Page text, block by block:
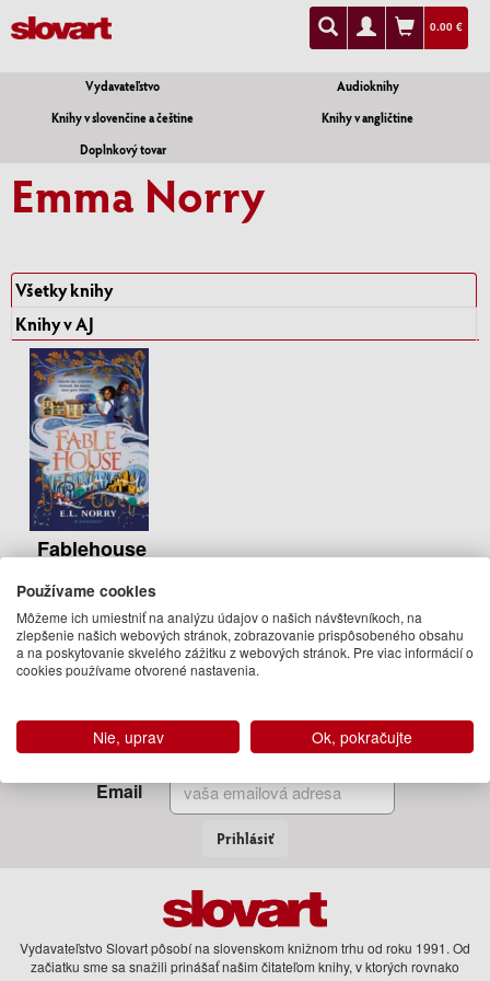
0.00 €
Vydavateľstvo
Audioknihy
Knihy v slovenčine a češtine
Knihy v angličtine
Doplnkový tovar
Emma Norry
Všetky knihy
Knihy v AJ
Fablehouse
11.50 €
Na sklade
Zadajte Váš email
a my Vám budeme zasielať informácie o novinkách a akciách
Email
Prihlásiť
Vydavateľstvo Slovart pôsobí na slovenskom knižnom trhu od roku 1991. Od
začiatku sme sa snažili prinášať našim čitateľom knihy, v ktorých rovnako
Používame cookies
Môžeme ich umiestniť na analýzu údajov o našich návštevníkoch, na
zlepšenie našich webových stránok, zobrazovanie prispôsobeného obsahu
a na poskytovanie skvelého zážitku z webových stránok. Pre viac informácií o
cookies používame otvorené nastavenia.
Nie, uprav Ok, pokračujte